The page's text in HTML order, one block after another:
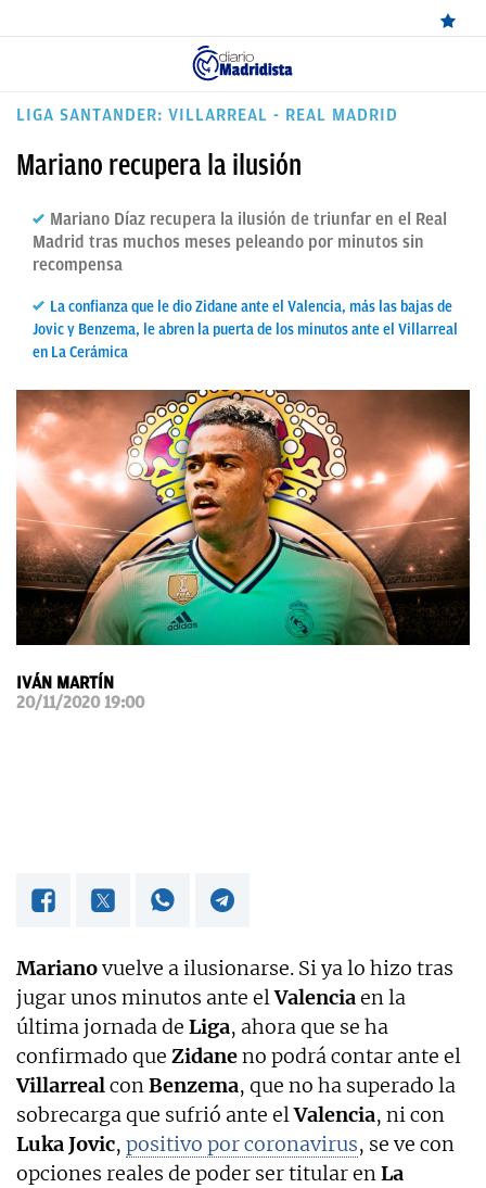
ÚLTIMAS
MADRID
BALONCESTO
CANTERA
FICHAJES
DIRECTO
FEMENINO
PAPARAZZI
OKDIARIO
LIGA SANTANDER: VILLARREAL - REAL MADRID
Mariano recupera la ilusión
Mariano Díaz recupera la ilusión de triunfar en el Real
Madrid tras muchos meses peleando por minutos sin
recompensa
La confianza que le dio Zidane ante el Valencia, más las bajas de
Jovic y Benzema, le abren la puerta de los minutos ante el Villarreal
en La Cerámica
IVÁN MARTÍN
20/11/2020 19:00
Marianovuelve a ilusionarse. Si ya lo hizo tras
jugar unos minutos ante elValenciaen la
última jornada de Liga, ahora que se ha
confirmado que Zidaneno podrá contar ante el
VillarrealconBenzema, que no ha superado la
sobrecarga que sufrió ante elValencia, ni con
Luka Jovic, positivo por coronavirus, se ve con
opciones reales de poder ser titular enLa